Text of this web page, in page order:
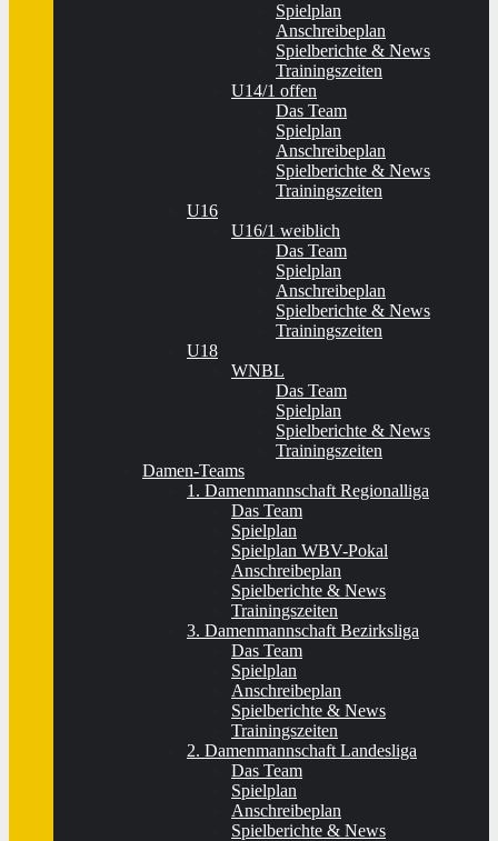
Spielplan
Anschreibeplan
Spielberichte & News
Trainingszeiten
U14/1 offen
Das Team
Spielplan
Anschreibeplan
Spielberichte & News
Trainingszeiten
U16
U16/1 weiblich
Das Team
Spielplan
Anschreibeplan
Spielberichte & News
Trainingszeiten
U18
WNBL
Das Team
Spielplan
Spielberichte & News
Trainingszeiten
Damen-Teams
1. Damenmannschaft Regionalliga
Das Team
Spielplan
Spielplan WBV-Pokal
Anschreibeplan
Spielberichte & News
Trainingszeiten
3. Damenmannschaft Bezirksliga
Das Team
Spielplan
Anschreibeplan
Spielberichte & News
Trainingszeiten
2. Damenmannschaft Landesliga
Das Team
Spielplan
Anschreibeplan
Spielberichte & News